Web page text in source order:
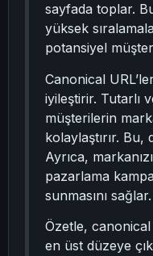
sayfada toplar.
yüksek
potansiyel
Canonical
iyileştirir. Tutarlı
müşterilerin
kolaylaştırır. Bu,
Ayrıca,
pazarlama
sunmasını sağlar.
Özetle,
en üst düzeye